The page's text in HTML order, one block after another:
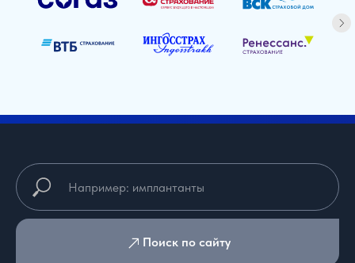
Поиск по сайту